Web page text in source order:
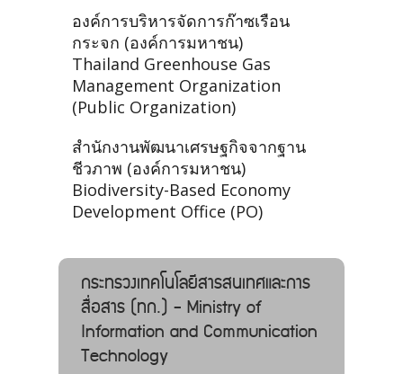
องค์การบริหารจัดการก๊าซเรือน
กระจก (องค์การมหาชน)
Thailand Greenhouse Gas
Management Organization
(Public Organization)
สำนักงานพัฒนาเศรษฐกิจจากฐาน
ชีวภาพ (องค์การมหาชน)
Biodiversity-Based Economy
Development Office (PO)
กระทรวงเทคโนโลยีสารสนเทศและการ
สื่อสาร (ทก.) - Ministry of
Information and Communication
Technology